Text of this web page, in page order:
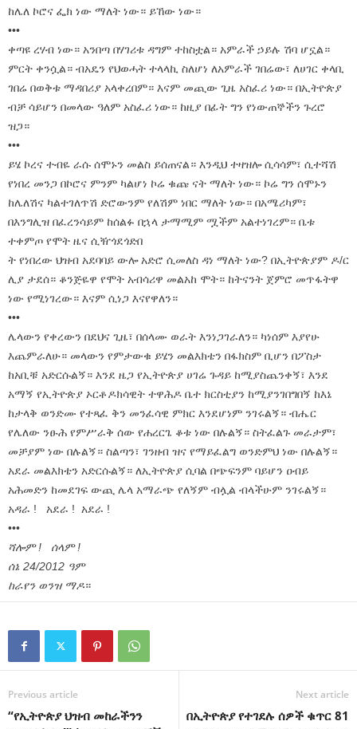
ከሌለ ኮሮና ፌክ ነው ማለት ነው። ይኸው ነው።
•••
ቀጣዩ ረሃብ ነው። አንበጣ በሃገሪቱ ዳግም ተከስቷል። አምራች ኃይሉ ሽባ ሆኗል።
ምርት ቀንሷል። ብአዴን የህወሓት ተላላኪ ስለሆነ ለአምራች ገበሬው፣ ለሀገር ቀላቢ
ገበሬ በወቅቱ ማዳበሪያ አላቀረበም። እናም መጪው ጊዜ አስፈሪ ነው። በኢትዮጵያ
ብቻ ሳይሆን በመላው ዓለም አስፈሪ ነው። ከዚያ በፊት ግን የነውጠኞችን ጉረሮ
ዝጋ።
•••
ይሄ ኮረና ተብዬ ራሱ ሰሞኑን መልስ ይሰጠናል። እንዲህ ተዛዝሎ ሲሳሳም፣ ሲተሻሽ
የነበረ መንጋ በኮሮና ምንም ካልሆነ ኮሬ ቁጩ ናት ማለት ነው። ኮሬ ግን ሰሞኑን
ከሌለሽና ካልተገለጥሽ ድሮውንም የለሽም ነበር ማለት ነው። በአሜሪካም፣
በእንግሊዝ በፈረንሳይም ከሰልፉ በኋላ ታማሚም ሟችም አልተነገረም። ቤቱ
ተቀምጦ የሞት ዜና ሲዥጎደጎድበ
ት የነበረው ህዝብ አደባባይ ውሎ አድሮ ሲመለስ ዳነ ማለት ነው? በኢትዮጵያም ዶ/ር
ሊያ ታደሰ። ቆንጅዬዋ የሞት አብሳሪዋ መልአከ ሞት። ከትናንት ጀምሮ መጥፋትዋ
ነው የሚነገረው። እናም ሲነጋ እናየዋለን።
•••
ሌላውን የቀረውን በደህና ጊዜ፣ በሰላሙ ወራት እንነጋገራለን። ካነሰም እያየሁ
እጨምራለሁ። መላውን የምታውቁ ይሄን መልእክቴን በፋክስም ቢሆን በፖስታ
ከአቢቹ አድርሱልኝ። እንደ ዜጋ የኢትዮጵያ ሀገሬ ጉዳይ ከሚያስጨንቀኝ፣ እንደ
አማኝ የኢትዮጵያ ኦርቶዶክሳዊት ተዋሕዶ ቤተ ክርስቲያን ከሚያንገበግበኝ ከእኔ
ከታላቅ ወንድሙ የተጻፈ ቅን መንፈሳዊ ምክር እንደሆነም ንገሩልኝ። ብሔር
የሌለው ንፁሕ የምሥራቅ ሰው የሐረርጌ ቆቱ ነው በሉልኝ። ስትፈልጉ መራታም፣
መቻያም ነው በሉልኝ። ስልጣን፣ ገንዘብ ዝና የማይፈልግ ወንድምህ ነው በሉልኝ።
አደራ መልእክቴን አድርሱልኝ። ለኢትዮጵያ ሲባል በጭፍንም ባይሆን ዐብይ
አሕመድን ከመደገፍ ውጪ ሌላ አማራጭ የለኝም ብሏል ብላችሁም ንገሩልኝ።
አዳራ ! አደራ ! አደራ !
•••
ሻሎም ! ሰላም !
ሰኔ 24/2012 ዓም
ከራየን ወንዝ ማዶ።
Previous article
“የኢትዮጵያ ህዝብ መከራችንን
Next article
በኢትዮጵያ የተገደሉ ሰዎች ቁጥር 81